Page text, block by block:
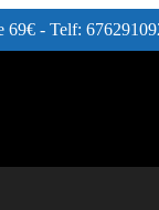
69€ - Telf: